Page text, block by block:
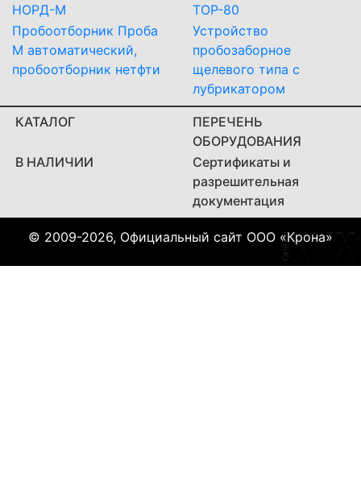
НОРД-М
ТОР-80
Пробоотборник Проба
М автоматический,
пробоотборник нетфти
Устройство
пробозаборное
щелевого типа с
лубрикатором
КАТАЛОГ
ПЕРЕЧЕНЬ
ОБОРУДОВАНИЯ
В НАЛИЧИИ
Сертификаты и
разрешительная
документация
© 2009-2026, Официальный сайт ООО «Крона»